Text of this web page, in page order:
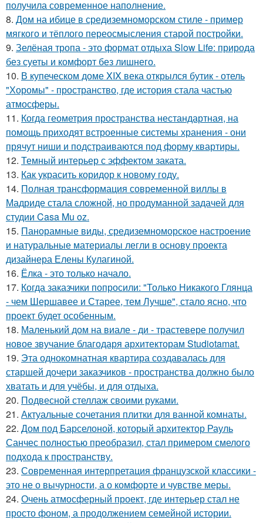
получила современное наполнение.
8. Дом на ибице в средиземноморском стиле - пример
мягкого и тёплого переосмысления старой постройки.
9. Зелёная тропа - это формат отдыха Slow Life: природа
без суеты и комфорт без лишнего.
10. В купеческом доме XIX века открылся бутик - отель
"Хоромы" - пространство, где история стала частью
атмосферы.
11. Когда геометрия пространства нестандартная, на
помощь приходят встроенные системы хранения - они
прячут ниши и подстраиваются под форму квартиры.
12. Темный интерьер с эффектом заката.
13. Как украсить коридор к новому году.
14. Полная трансформация современной виллы в
Мадриде стала сложной, но продуманной задачей для
студии Casa Mu oz.
15. Панорамные виды, средиземноморское настроение
и натуральные материалы легли в основу проекта
дизайнера Елены Кулагиной.
16. Ёлка - это только начало.
17. Когда заказчики попросили: "Только Никакого Глянца
- чем Шершавее и Старее, тем Лучше", стало ясно, что
проект будет особенным.
18. Маленький дом на виале - ди - трастевере получил
новое звучание благодаря архитекторам Studiotamat.
19. Эта однокомнатная квартира создавалась для
старшей дочери заказчиков - пространства должно было
хватать и для учёбы, и для отдыха.
20. Подвесной стеллаж своими руками.
21. Актуальные сочетания плитки для ванной комнаты.
22. Дом под Барселоной, который архитектор Рауль
Санчес полностью преобразил, стал примером смелого
подхода к пространству.
23. Современная интерпретация французской классики -
это не о вычурности, а о комфорте и чувстве меры.
24. Очень атмосферный проект, где интерьер стал не
просто фоном, а продолжением семейной истории.